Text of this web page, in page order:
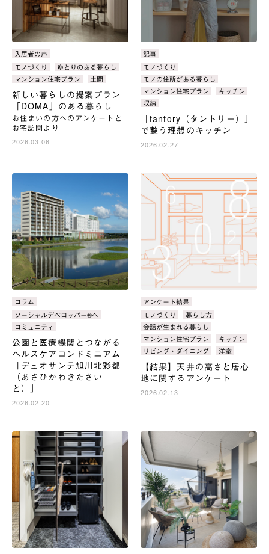
カ
テ
ゴ
リ：
入居者の声
タ
グ：
モノづくり
ゆとりのある暮らし
マンション住宅プラン
土間
新しい暮らしの提案プラン
「DOMA」のある暮らし
お住まいの方へのアンケートと
お宅訪問より
2026.03.06
カ
テ
ゴ
リ：
記事
タ
グ：
モノづくり
モノの住所がある暮らし
マンション住宅プラン
キッチン
収納
「tantory（タントリー）」
で整う理想のキッチン
2026.02.27
カ
テ
ゴ
リ：
コラム
タ
グ：
ソーシャルデベロッパー®へ
コミュニティ
公園と医療機関とつながる
ヘルスケアコンドミニアム
「デュオサンテ旭川北彩都
（あさひかわきたさい
と）」
2026.02.20
カ
テ
ゴ
リ：
アンケート結果
タ
グ：
モノづくり
暮らし方
会話が生まれる暮らし
マンション住宅プラン
キッチン
リビング・ダイニング
洋室
【結果】天井の高さと居心
地に関するアンケート
2026.02.13